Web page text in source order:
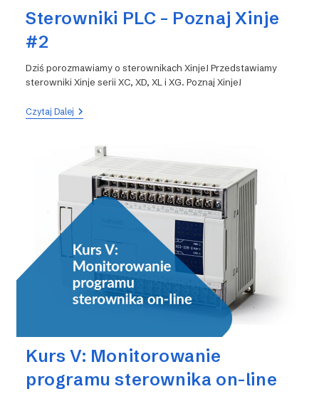
Sterowniki PLC – Poznaj Xinje
#2
Dziś porozmawiamy o sterownikach Xinje! Przedstawiamy
sterowniki Xinje serii XC, XD, XL i XG. Poznaj Xinje!
Czytaj DalejSterowniki
PLC
Poznaj
Xinje
#2
Kurs V: Monitorowanie
programu sterownika on-line